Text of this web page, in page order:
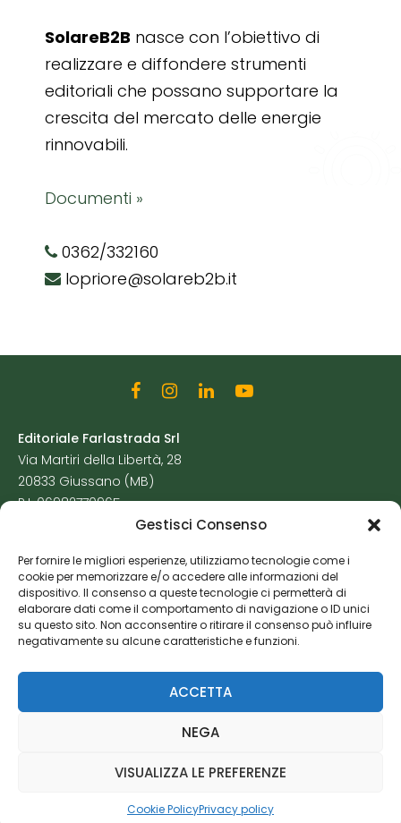
Gestisci Consenso
Per fornire le migliori esperienze, utilizziamo tecnologie come i
cookie per memorizzare e/o accedere alle informazioni del
dispositivo. Il consenso a queste tecnologie ci permetterà di
elaborare dati come il comportamento di navigazione o ID unici
su questo sito. Non acconsentire o ritirare il consenso può influire
negativamente su alcune caratteristiche e funzioni.
ACCETTA
NEGA
VISUALIZZA LE PREFERENZE
Cookie PolicyPrivacy policy
SolareB2B nasce con l’obiettivo di
realizzare e diffondere strumenti
editoriali che possano supportare la
crescita del mercato delle energie
rinnovabili.
Documenti »
0362/332160
lopriore@solareb2b.it
Editoriale Farlastrada Srl
Via Martiri della Libertà, 28
20833 Giussano (MB)
P.I. 06982770965
Cookie Policy
Risorse Aggiuntive